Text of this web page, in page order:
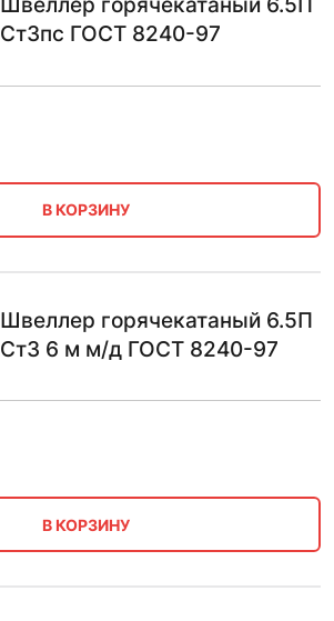
Ст3пс ГОСТ 8240-97
В КОРЗИНУ
Швеллер горячекатаный 6.5П
Ст3 6 м м/д ГОСТ 8240-97
В КОРЗИНУ